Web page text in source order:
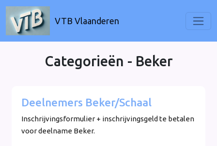
VTB Vlaanderen
Categorieën - Beker
Deelnemers Beker/Schaal
Inschrijvingsformulier + inschrijvingsgeld te betalen
voor deelname Beker.